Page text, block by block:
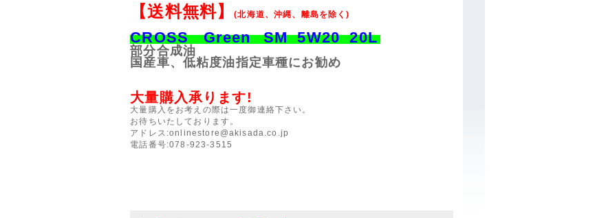
【送料無料】(北海道、沖縄、離島を除く)
CROSS GreenSM 5W20 20L
部分合成油
国産車、低粘度油指定車種にお勧め
大量購入承ります!
大量購入をお考えの際は一度御連絡下さい。
お待ちいたしております。
アドレス:onlinestore@akisada.co.jp
電話番号:078-923-3515